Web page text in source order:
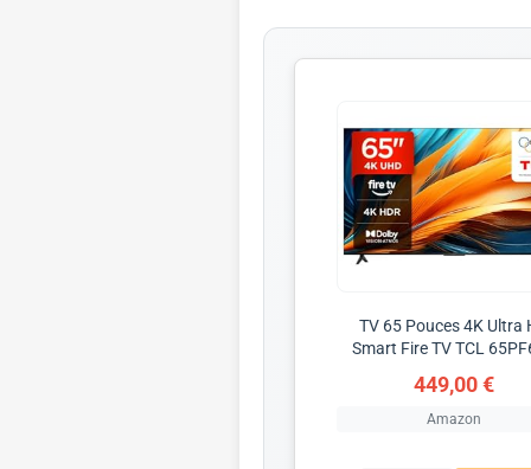
TV 65 Pouces 4K Ultra
Smart Fire TV TCL
449,00 €
Amazon